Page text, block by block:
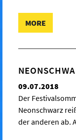
MORE
09.07.2018
Der
Neonschwarz
der anderen ab.